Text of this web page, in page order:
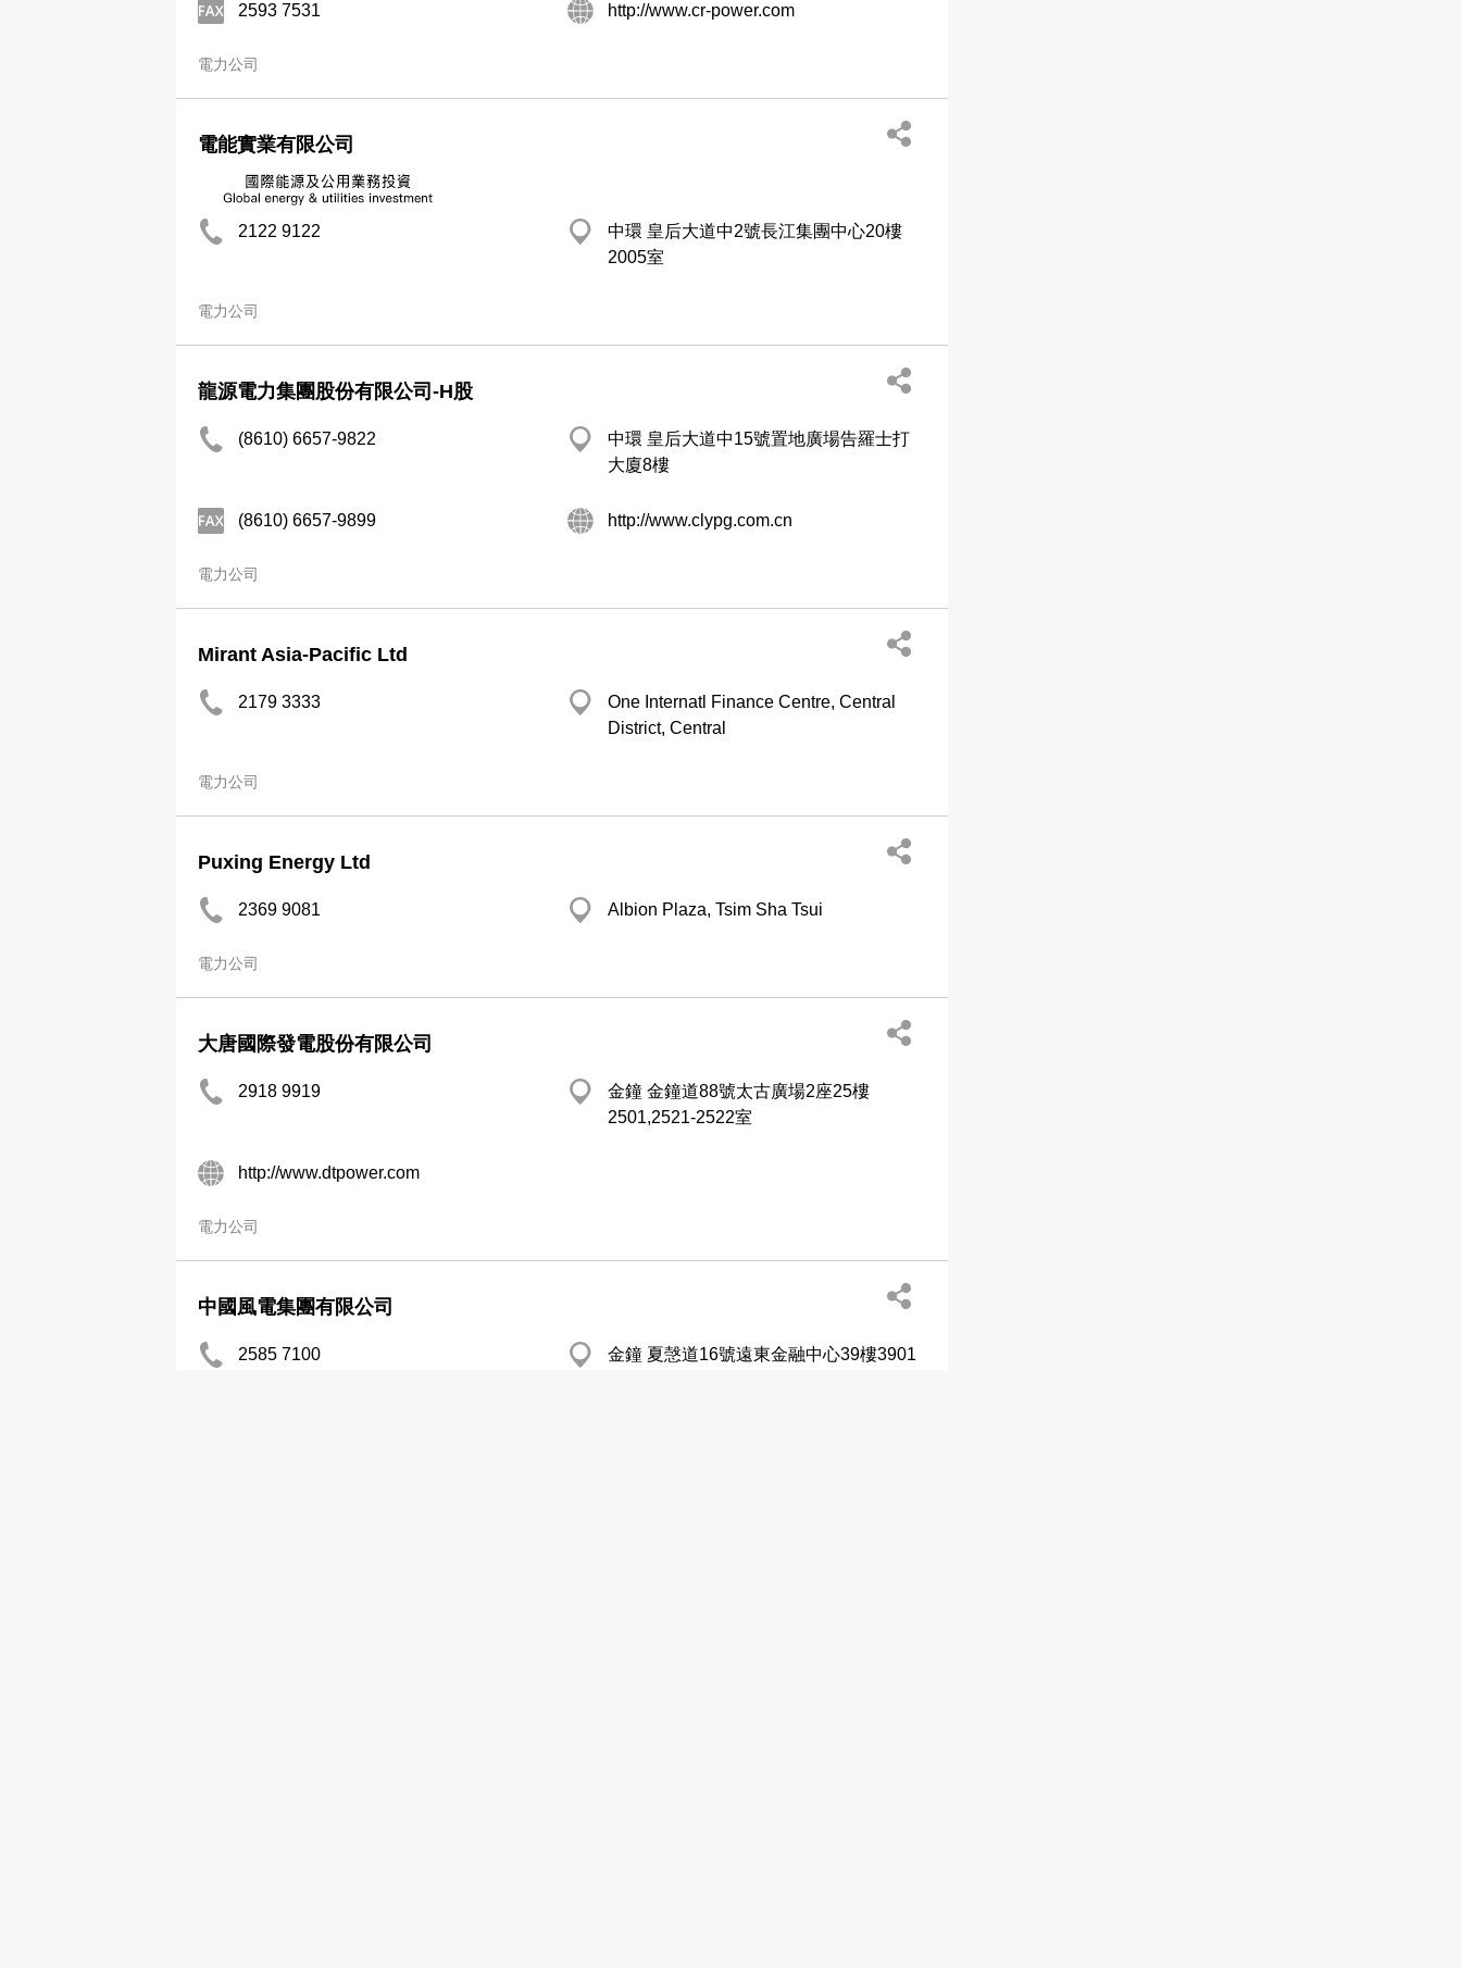
2593 7531 http://www.cr-power.com
電力公司
電能實業有限公司
2122 9122
中環 皇后大道中2號長江集團中心20樓
2005室
電力公司
龍源電力集團股份有限公司-H股
(8610) 6657-9822
中環 皇后大道中15號置地廣場告羅士打
大廈8樓
(8610) 6657-9899 http://www.clypg.com.cn
電力公司
Mirant Asia-Pacific Ltd
2179 3333
One Internatl Finance Centre, Central
District, Central
電力公司
Puxing Energy Ltd
2369 9081 Albion Plaza, Tsim Sha Tsui
電力公司
大唐國際發電股份有限公司
2918 9919
金鐘 金鐘道88號太古廣場2座25樓
2501,2521-2522室
http://www.dtpower.com
電力公司
中國風電集團有限公司
2585 7100
金鐘 夏愨道16號遠東金融中心39樓3901